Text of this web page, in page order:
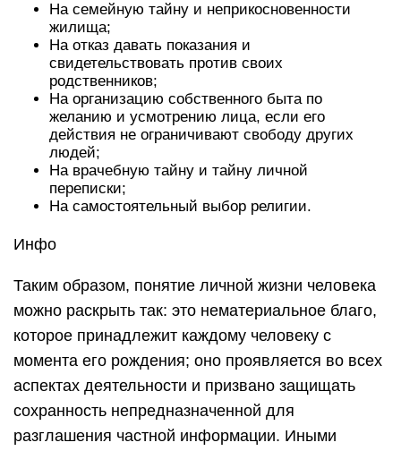
На семейную тайну и неприкосновенности
жилища;
На отказ давать показания и
свидетельствовать против своих
родственников;
На организацию собственного быта по
желанию и усмотрению лица, если его
действия не ограничивают свободу других
людей;
На врачебную тайну и тайну личной
переписки;
На самостоятельный выбор религии.
Инфо
Таким образом, понятие личной жизни человека
можно раскрыть так: это нематериальное благо,
которое принадлежит каждому человеку с
момента его рождения; оно проявляется во всех
аспектах деятельности и призвано защищать
сохранность непредназначенной для
разглашения частной информации. Иными